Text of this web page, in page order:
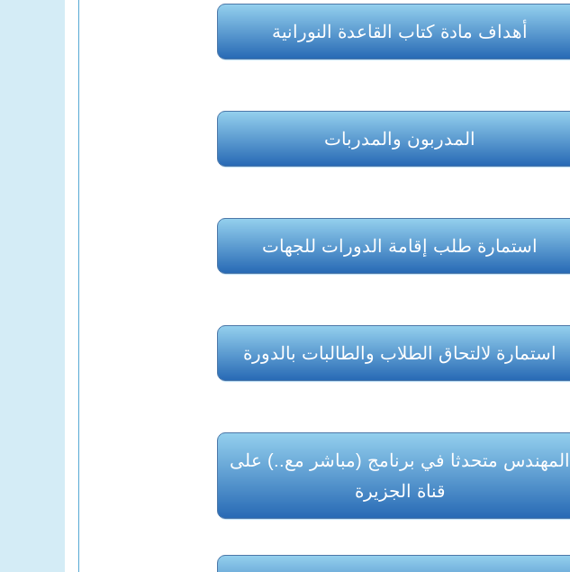
أهداف مادة كتاب القاعدة النورانية
المدربون والمدربات
استمارة طلب إقامة الدورات للجهات
استمارة لالتحاق الطلاب والطالبات بالدورة
المهندس متحدثا في برنامج (مباشر مع..) على
قناة الجزيرة